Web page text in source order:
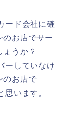
ード会社に確
のお店でサー
ょうか？
ーしていなけ
のお店で
います。